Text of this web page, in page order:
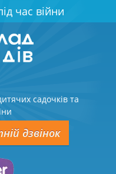
час війни
садочків та
дзвінок